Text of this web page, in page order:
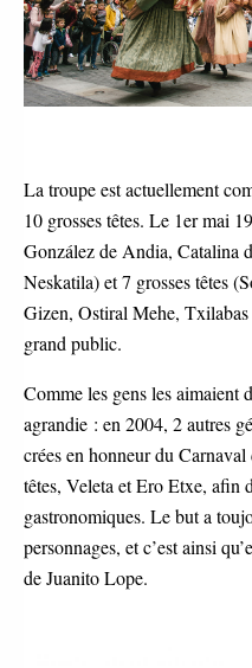
La troupe est actuellement
10 grosses têtes. Le 1er mai
González de Andia, Catalina
Neskatila) et 7 grosses têtes
Gizen, Ostiral Mehe, Txilabas
grand public.
Comme les gens les aimaient
agrandie : en 2004, 2 autres
crées en honneur du
têtes, Veleta et Ero Etxe, afin
gastronomiques. Le but a
personnages, et c’est ainsi
de Juanito Lope.